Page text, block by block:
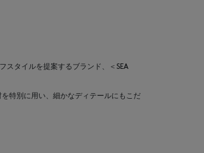
スタイルを提案するブランド、＜SEA
特別に用い、細かなディテールにもこだ